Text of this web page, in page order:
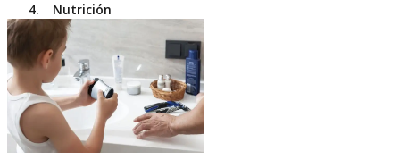
Nutrición